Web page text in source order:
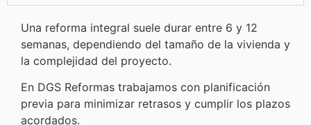
Una reforma integral suele durar entre 6 y 12
semanas, dependiendo del tamaño de la vivienda y
la complejidad del proyecto.
En DGS Reformas trabajamos con planificación
previa para minimizar retrasos y cumplir los plazos
acordados.